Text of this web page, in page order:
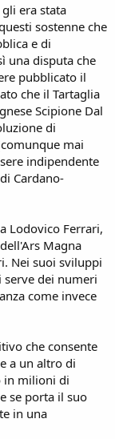
era stata
sostenne che
e di
una disputa che
pubblicato il
che il Tartaglia
Scipione Dal
di
mai
indipendente
Cardano-
Lodovico Ferrari,
Magna
Nei suoi sviluppi
serve dei numeri
come invece
che consente
a un altro di
in milioni di
se porta il suo
in una